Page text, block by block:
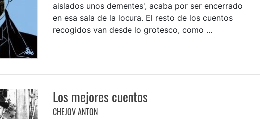
aislados unos dementes', acaba por ser encerrado
en esa sala de la locura. El resto de los cuentos
recogidos van desde lo grotesco, como ...
Los mejores cuentos
CHEJOV ANTON